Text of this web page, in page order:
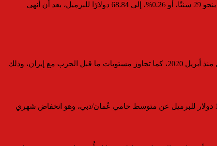
وصعدت العقود الآجلة لخام برنت بمقدار 28 سنتًا، أو 0.39%، لتصل إلى 72.29 دولارًا للبرميل، فيما ارتفع خام غرب تكساس الوسيط الأمريكي بنحو 29 سنتًا، أو 0.26%، إلى 68.84 دولارًا للبرميل، بعد أن أنهى
وأظهرت مصادر اعلامية أن الإمارات العربية المتحدة رفعت إنتاجها النفطي خلال يونيو إلى أكثر من 3.8 ملايين برميل يوميًا، وهو أعلى مستوى منذ أبريل 2020، كما تجاوز مستويات ما قبل الحرب مع إيران، وذلك
في سياق متصل، خفضت السعودية السعر الرسمي لبيع خام العربي الخفيف إلى الأسواق الآسيوية لشحنات أغسطس، ليصبح أقل بمقدار 1.50 دولار للبرميل عن متوسط خامي عُمان/دبي، وهو انخفاض شهري